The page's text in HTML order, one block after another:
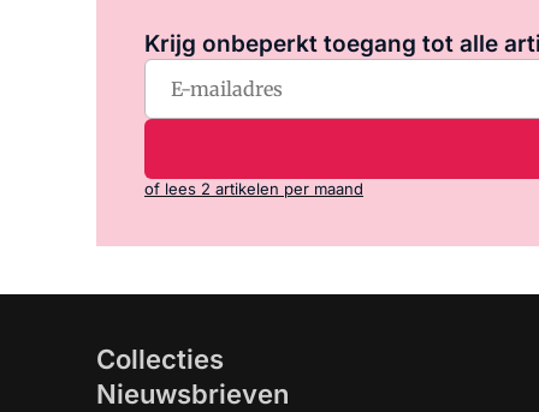
Krijg onbeperkt toegang tot alle
of lees 2 artikelen per maand
Collecties
Nieuwsbrieven